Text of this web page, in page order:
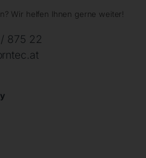
Wir helfen Ihnen gerne weiter!
875 22